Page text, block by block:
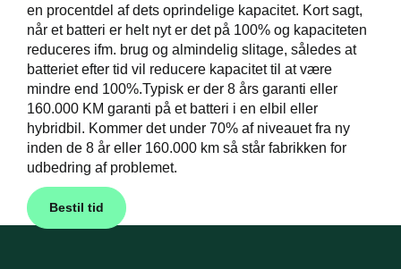
en procentdel af dets oprindelige kapacitet. Kort sagt,
når et batteri er helt nyt er det på 100% og kapaciteten
reduceres ifm. brug og almindelig slitage, således at
batteriet efter tid vil reducere kapacitet til at være
mindre end 100%.Typisk er der 8 års garanti eller
160.000 KM garanti på et batteri i en elbil eller
hybridbil. Kommer det under 70% af niveauet fra ny
inden de 8 år eller 160.000 km så står fabrikken for
udbedring af problemet.
Bestil tid